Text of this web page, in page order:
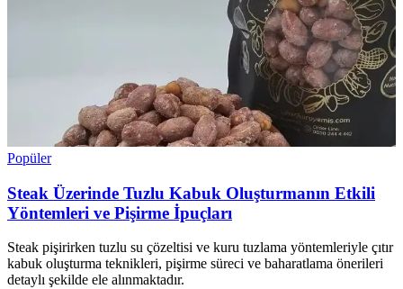
Popüler
Steak Üzerinde Tuzlu Kabuk Oluşturmanın Etkili
Yöntemleri ve Pişirme İpuçları
Steak pişirirken tuzlu su çözeltisi ve kuru tuzlama yöntemleriyle çıtır
kabuk oluşturma teknikleri, pişirme süreci ve baharatlama önerileri
detaylı şekilde ele alınmaktadır.